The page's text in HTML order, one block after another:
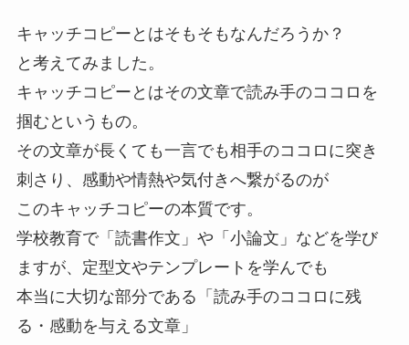
キャッチコピーとはそもそもなんだろうか？
と考えてみました。
キャッチコピーとはその文章で読み手のココロを
掴むというもの。
その文章が長くても一言でも相手のココロに突き
刺さり、感動や情熱や気付きへ繋がるのが
このキャッチコピーの本質です。
学校教育で「読書作文」や「小論文」などを学び
ますが、定型文やテンプレートを学んでも
本当に大切な部分である「読み手のココロに残
る・感動を与える文章」